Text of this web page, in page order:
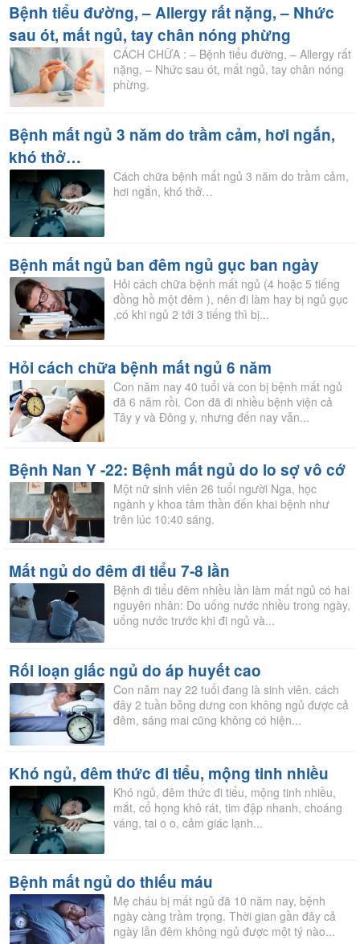
Bệnh tiểu đường, – Allergy rất nặng, – Nhức
sau ót, mất ngủ, tay chân nóng phừng
CÁCH CHỮA : – Bệnh tiểu đường, – Allergy rất
nặng, – Nhức sau ót, mất ngủ, tay chân nóng
phừng.
Bệnh mất ngủ 3 năm do trầm cảm, hơi ngắn,
khó thở…
Cách chữa bệnh mất ngủ 3 năm do trầm cảm,
hơi ngắn, khó thở…
Bệnh mất ngủ ban đêm ngủ gục ban ngày
Hỏi cách chữa bệnh mất ngủ (4 hoặc 5 tiếng
đồng hồ một đêm ), nên đi làm hay bị ngủ gục
,có khi ngủ 2 tới 3 tiếng thì bị...
Hỏi cách chữa bệnh mất ngủ 6 năm
Con năm nay 40 tuổi và con bị bệnh mất ngủ
đã 6 năm rồi. Con đã đi nhiều bệnh viện cả
Tây y và Đông y, nhưng đến nay vẫn...
Bệnh Nan Y -22: Bệnh mất ngủ do lo sợ vô cớ
Một nữ sinh viên 26 tuổi người Nga, học
ngành y khoa tâm thần đến khai bệnh như
trên lúc 10:40 sáng.
Mất ngủ do đêm đi tiểu 7-8 lần
Bệnh đi tiểu đêm nhiều lần làm mất ngủ có hai
nguyên nhân: Do uống nước nhiều trong ngày,
uống nước trước khi đi ngủ và...
Rối loạn giấc ngủ do áp huyết cao
Con năm nay 22 tuổi đang là sinh viên. cách
đây 2 tuần bỗng dưng con không ngủ được cả
đêm, sáng mai cũng không có hiện...
Khó ngủ, đêm thức đi tiểu, mộng tinh nhiều
Khó ngủ, đêm thức đi tiểu, mộng tinh nhiều,
mắt, cổ họng khô rát, tim đập nhanh, choáng
váng, tai o o, cảm giác lạnh...
Bệnh mất ngủ do thiếu máu
Mẹ cháu bị mất ngủ đã 10 năm nay, bệnh
ngày càng trầm trọng. Thời gian gần đây cả
ngày lẫn đêm không ngủ được một tý nào...